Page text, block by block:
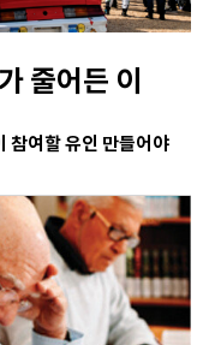
줄어든 이
참여할 유인 만들어야